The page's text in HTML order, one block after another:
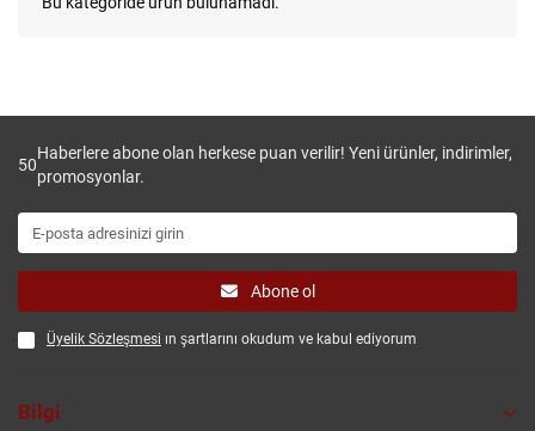
50
Haberlere abone olan herkese puan verilir! Yeni ürünler, indirimler,
promosyonlar.
Abone ol
Üyelik Sözleşmesi ın şartlarını okudum ve kabul ediyorum
Bilgi